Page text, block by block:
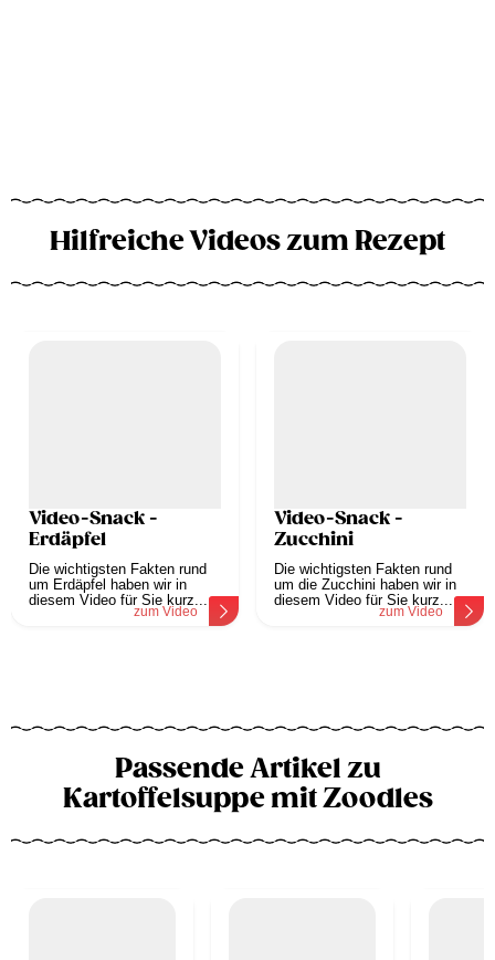
Hilfreiche Videos zum Rezept
Video-Snack -
Erdäpfel
Die wichtigsten Fakten rund
um Erdäpfel haben wir in
diesem Video für Sie kurz...
zum Video
Video-Snack -
Zucchini
Die wichtigsten Fakten rund
um die Zucchini haben wir in
diesem Video für Sie kurz...
zum Video
Passende Artikel zu
Kartoffelsuppe mit Zoodles